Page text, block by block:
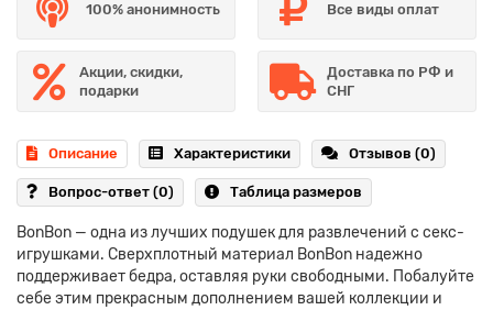
100% анонимность Все виды оплат
Акции, скидки,
подарки
Доставка по РФ и
СНГ
Описание Характеристики Отзывов (0)
Вопрос-ответ (0) Таблица размеров
BonBon — одна из лучших подушек для развлечений с секс-
игрушками. Сверхплотный материал BonBon надежно
поддерживает бедра, оставляя руки свободными. Побалуйте
себе этим прекрасным дополнением вашей коллекции и